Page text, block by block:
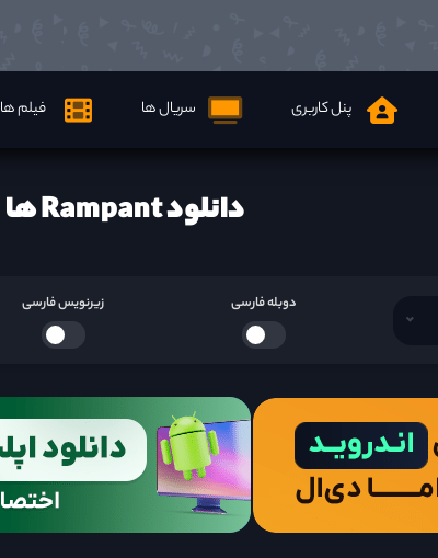
پنل کاربری سریال ها فیلم ها
دانلود Rampant ها
دوبله فارسی زیرنویس فارسی